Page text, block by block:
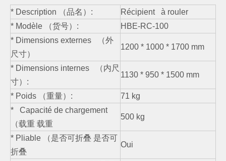
* Description （品名）:
Récipient à rouler
* Modèle （货号）:
HBE-RC-100
* Dimensions externes （外
尺寸）
1200 * 1000 * 1700 mm
* Dimensions internes （内尺
寸）:
1130 * 950 * 1500 mm
* Poids （重量）:
71 kg
* Capacité de chargement
（载重 载重
500 kg
* Pliable （是否可折叠 是否可
折叠
Oui